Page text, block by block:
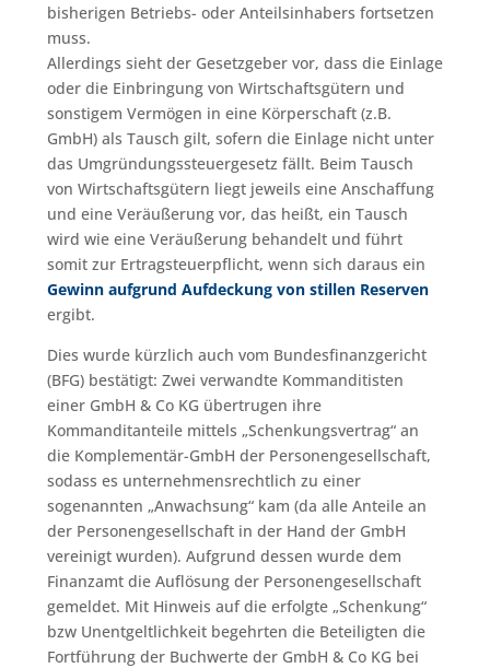
bisherigen Betriebs- oder Anteilsinhabers fortsetzen
muss.
Allerdings sieht der Gesetzgeber vor, dass die Einlage
oder die Einbringung von Wirtschaftsgütern und
sonstigem Vermögen in eine Körperschaft (z.B.
GmbH) als Tausch gilt, sofern die Einlage nicht unter
das Umgründungssteuergesetz fällt. Beim Tausch
von Wirtschaftsgütern liegt jeweils eine Anschaffung
und eine Veräußerung vor, das heißt, ein Tausch
wird wie eine Veräußerung behandelt und führt
somit zur Ertragsteuerpflicht, wenn sich daraus ein
Gewinn aufgrund Aufdeckung von stillen Reserven
ergibt.
Dies wurde kürzlich auch vom Bundesfinanzgericht
(BFG) bestätigt: Zwei verwandte Kommanditisten
einer GmbH & Co KG übertrugen ihre
Kommanditanteile mittels „Schenkungsvertrag“ an
die Komplementär-GmbH der Personengesellschaft,
sodass es unternehmensrechtlich zu einer
sogenannten „Anwachsung“ kam (da alle Anteile an
der Personengesellschaft in der Hand der GmbH
vereinigt wurden). Aufgrund dessen wurde dem
Finanzamt die Auflösung der Personengesellschaft
gemeldet. Mit Hinweis auf die erfolgte „Schenkung“
bzw Unentgeltlichkeit begehrten die Beteiligten die
Fortführung der Buchwerte der GmbH & Co KG bei